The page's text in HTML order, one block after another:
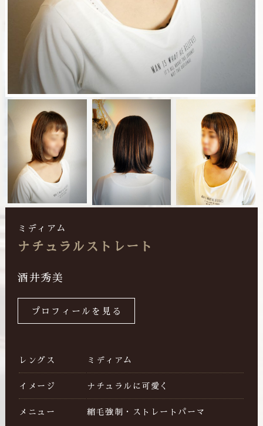
ミディアム
ナチュラルストレート
酒井秀美
プロフィールを見る
レングス ミディアム
イメージ ナチュラルに可愛く
メニュー 縮毛強制・ストレートパーマ